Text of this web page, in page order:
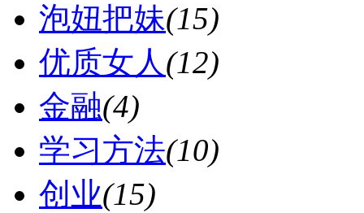
泡妞把妹(15)
优质女人(12)
金融(4)
学习方法(10)
创业(15)